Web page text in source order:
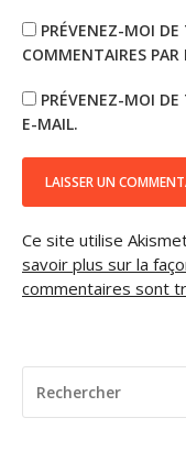
PRÉVENEZ-MOI
COMMENTAIRES PAR
PRÉVENEZ-MOI DE
E-MAIL.
Ce site utilise
savoir plus sur la
commentaires sont
POUR
: